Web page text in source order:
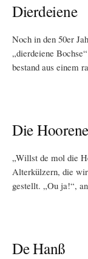
Dierdeiene
Noch in den 50er
„dierdeiene
bestand aus einem
Die
„Willst de mol die
Alterkülzern, die
gestellt. „Ou ja!“,
De Hanß